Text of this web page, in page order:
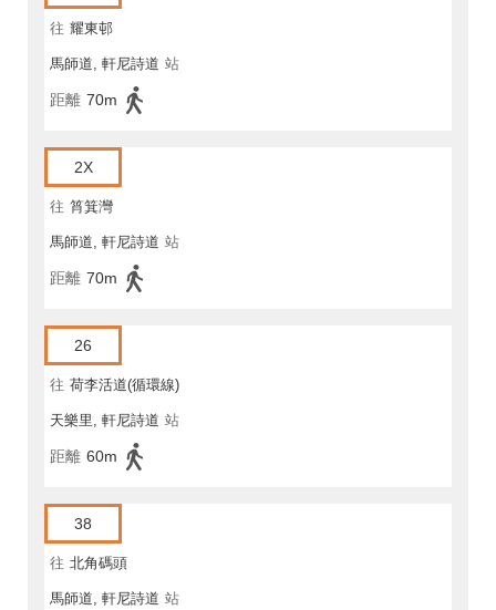
往 耀東邨
馬師道, 軒尼詩道 站
距離 70m
2X
往 筲箕灣
馬師道, 軒尼詩道 站
距離 70m
26
往 荷李活道(循環線)
天樂里, 軒尼詩道 站
距離 60m
38
往 北角碼頭
馬師道, 軒尼詩道 站